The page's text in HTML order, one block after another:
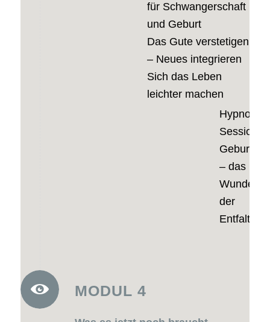
für Schwangerschaft
und Geburt
Das Gute verstetigen
– Neues integrieren
Sich das Leben
leichter machen
Hypno-
Session:
– das
Wunder
der
Entfaltung
MODUL 4